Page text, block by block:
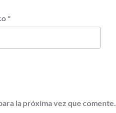
*
la próxima vez que comente.